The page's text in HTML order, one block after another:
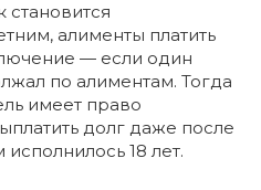
становится
алименты платить
— если один
по алиментам. Тогда
имеет право
долг даже после
исполнилось 18 лет.